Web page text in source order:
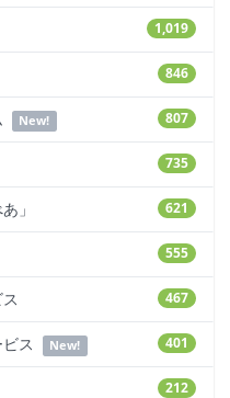
1,019
846
807
New!
735
621
」
555
467
401
ス New!
212